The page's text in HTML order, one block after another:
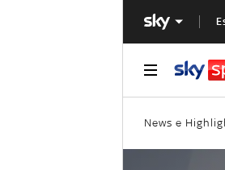
News e